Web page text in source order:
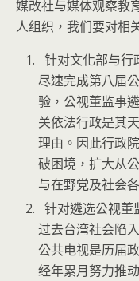
媒改社与媒体观察教
人组织，我们要对相
针对文化部与行
尽速完成第八届
验，公视董监事
关依法行政是其
理由。因此行政
破困境，扩大从
与在野党及社会
针对遴选公视董
过去台湾社会陷
公共电视是历届
经年累月努力推